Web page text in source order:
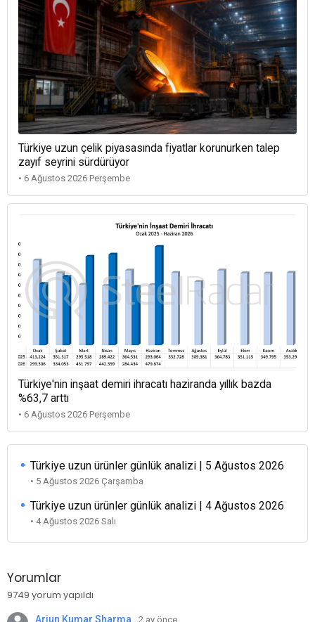
Türkiye uzun çelik piyasasında fiyatlar korunurken talep
zayıf seyrini sürdürüyor
• 6 Ağustos 2026 Perşembe
Türkiye'nin inşaat demiri ihracatı haziranda yıllık bazda
%63,7 arttı
• 6 Ağustos 2026 Perşembe
Türkiye uzun ürünler günlük analizi | 5 Ağustos 2026
• 5 Ağustos 2026 Çarşamba
Türkiye uzun ürünler günlük analizi | 4 Ağustos 2026
• 4 Ağustos 2026 Salı
Yorumlar
9749 yorum yapıldı
Arjun Kumar Sharma
2 ay önce